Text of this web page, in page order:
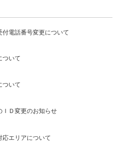
付電話番号変更について
ついて
ついて
ＩＤ変更のお知らせ
応エリアについて